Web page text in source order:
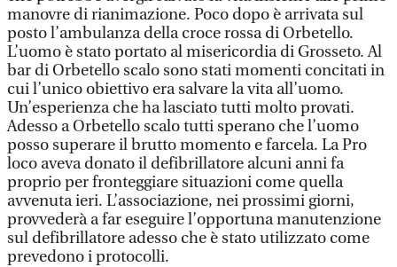
manovre di rianimazione. Poco dopo è arrivata sul
posto l’ambulanza della croce rossa di Orbetello.
L’uomo è stato portato al misericordia di Grosseto. Al
bar di Orbetello scalo sono stati momenti concitati in
cui l’unico obiettivo era salvare la vita all’uomo.
Un’esperienza che ha lasciato tutti molto provati.
Adesso a Orbetello scalo tutti sperano che l’uomo
posso superare il brutto momento e farcela. La Pro
loco aveva donato il defibrillatore alcuni anni fa
proprio per fronteggiare situazioni come quella
avvenuta ieri. L’associazione, nei prossimi giorni,
provvederà a far eseguire l’opportuna manutenzione
sul defibrillatore adesso che è stato utilizzato come
prevedono i protocolli.